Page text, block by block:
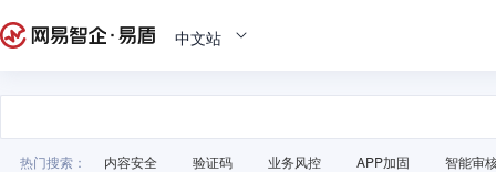
中文站
热门搜索： 内容安全 验证码 业务风控 APP加固 智能审